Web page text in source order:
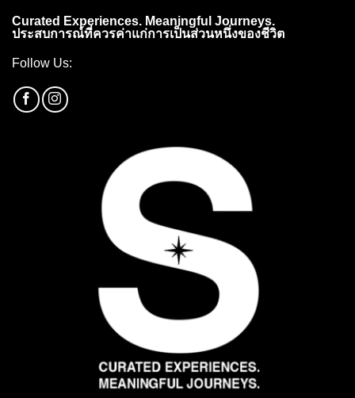
Curated Experiences. Meaningful Journeys.
ประสบการณ์ที่ควรค่าแก่การเป็นส่วนหนึ่งของชีวิต
Follow Us: